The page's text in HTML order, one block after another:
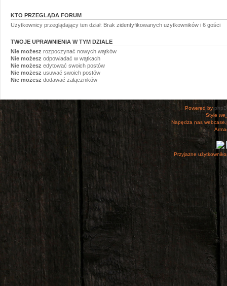
KTO PRZEGLĄDA FORUM
Użytkownicy przeglądający ten dział: Brak zidentyfikowanych użytkowników i 6 gości
TWOJE UPRAWNIENIA W TYM DZIALE
Nie możesz rozpoczynać nowych wątków
Nie możesz odpowiadać w wątkach
Nie możesz edytować swoich postów
Nie możesz usuwać swoich postów
Nie możesz dodawać załączników
Powered by
Style
Napędza nas
Przyjazne